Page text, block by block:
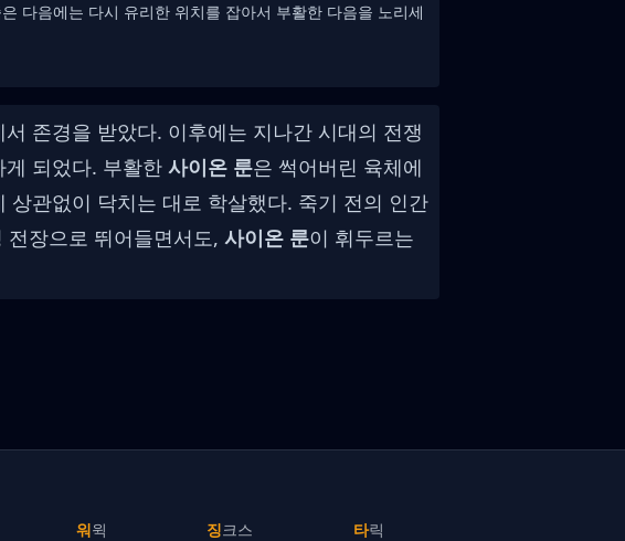
다음에는 다시 유리한 위치를 잡아서 부활한 다음을 노리세
존경을 받았다. 이후에는 지나간 시대의 전쟁
되었다. 부활한 사이온 룬은 썩어버린 육체에
관없이 닥치는 대로 학살했다. 죽기 전의 인간
장으로 뛰어들면서도, 사이온 룬이 휘두르는
워윅
징크스
타릭